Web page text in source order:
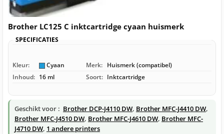
Brother LC125 C inktcartridge cyaan huismerk
SPECIFICATIES
Kleur: Cyaan Merk: Huismerk (compatibel)
Inhoud: 16 ml Soort: Inktcartridge
Geschikt voor : Brother DCP-J4110 DW, Brother MFC-J4410 DW,
Brother MFC-J4510 DW, Brother MFC-J4610 DW, Brother MFC-
J4710 DW, 1 andere printers